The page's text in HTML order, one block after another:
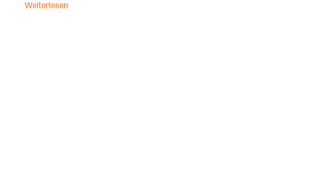
Weiterlesen